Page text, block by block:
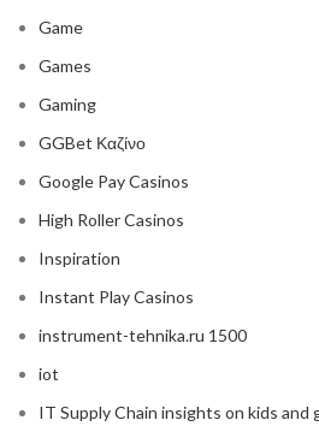
Game
Games
Gaming
GGBet Καζίνο
Google Pay Casinos
High Roller Casinos
Inspiration
Instant Play Casinos
instrument-tehnika.ru 1500
iot
IT Supply Chain insights on kids and